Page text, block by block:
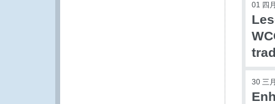
01 四
30 三